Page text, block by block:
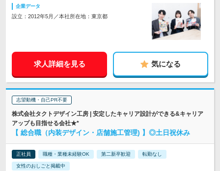
企業データ
設立：2012年5月／本社所在地：東京都
求人詳細を見る 気になる
志望動機・自己PR不要
株式会社タクトデザイン工房 | 安定したキャリア設計ができる&キャリア
アップも目指せる会社★*
【 総合職（内装デザイン・店舗施工管理) 】◎土日祝休み
正社員 職種・業種未経験OK 第二新卒歓迎 転勤なし
女性のおしごと掲載中